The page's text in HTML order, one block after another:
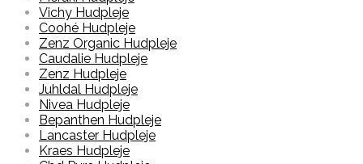
Vichy Hudpleje
Coohé Hudpleje
Zenz Organic Hudpleje
Caudalie Hudpleje
Zenz Hudpleje
Juhldal Hudpleje
Nivea Hudpleje
Bepanthen Hudpleje
Lancaster Hudpleje
Kraes Hudpleje